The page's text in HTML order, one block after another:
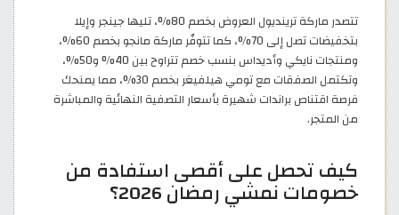
تتصدر ماركة ترينديول العروض بخصم 80%، تليها جينجر وإيلا
بتخفيضات تصل إلى 70%، كما تتوفّر ماركة مانجو بخصم 60%،
ومنتجات نايكي وأديداس بنسب خصم تتراوح بين 40% و50%،
وتكتمل الصفقات مع تومي هيلفيغر بخصم 30%، مما يمنحك
فرصة اقتناص براندات شهيرة بأسعار التصفية النهائية والمباشرة
من المتجر.
كيف تحصل على أقصى استفادة من
خصومات نمشي رمضان 2026؟